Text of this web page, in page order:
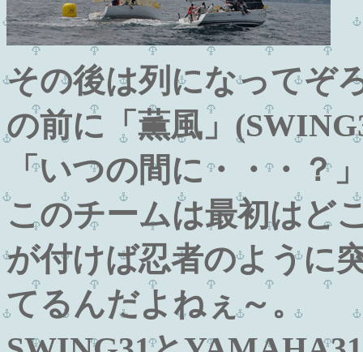
その後は列になってぞ
の前に「薫風」
「いつの間に・・・？
このチームは最初はど
が付けば忍者のように
てるんだよねぇ～。